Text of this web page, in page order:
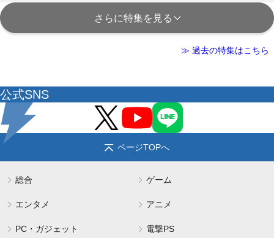
さらに特集を見る
≫ 過去の特集はこちら
公式SNS
ページTOPへ
総合 ゲーム
エンタメ アニメ
PC・ガジェット 電撃PS